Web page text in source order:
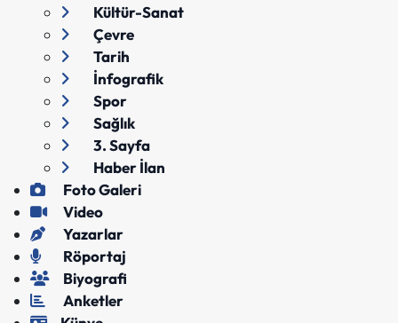
Kültür-Sanat
Çevre
Tarih
İnfografik
Spor
Sağlık
3. Sayfa
Haber İlan
Foto Galeri
Video
Yazarlar
Röportaj
Biyografi
Anketler